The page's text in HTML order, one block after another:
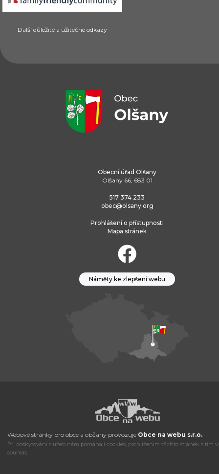
Další důležité a užitečné odkazy
Obecní úřad Olšany
Olšany 66, 683 01
517 374 233
obec@olsany.org
Prohlášení o přístupnosti
Mapa stránek
Náměty ke zlepšení webu
Webové stránky pro obce a občany provozuje Obce na webu s.r.o.
Při poskytování služeb nám pomáhají cookies, prohlížením těchto stránek s tím
souhlas.